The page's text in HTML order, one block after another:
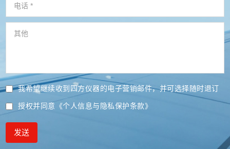
我希望继续收到四方仪器的电子营销邮件，并可选择随时退订
授权并同意 《个人信息与隐私保护条款》
发送